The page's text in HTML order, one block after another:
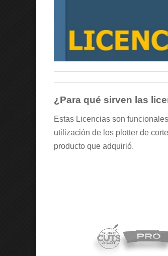
¿Para qué sirven las
Estas Licencias son
utilización de los plotter de
producto que adquirió.